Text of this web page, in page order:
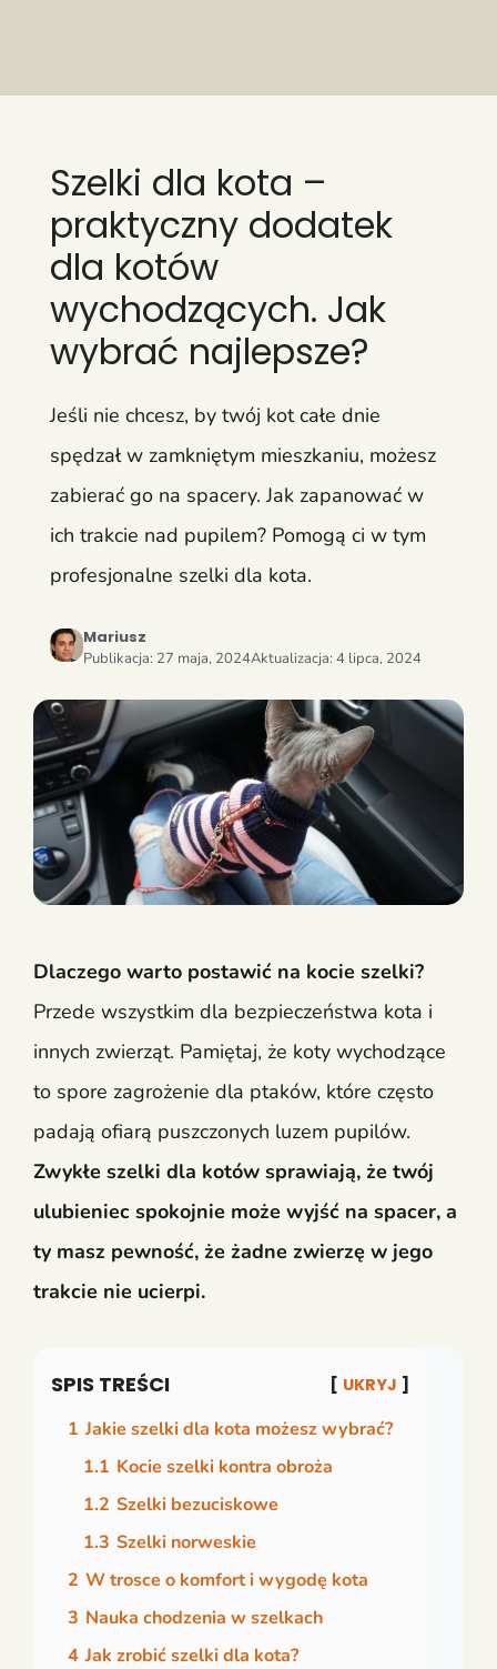
Szelki dla kota –
praktyczny dodatek
dla kotów
wychodzących. Jak
wybrać najlepsze?
Jeśli nie chcesz, by twój kot całe dnie
spędzał w zamkniętym mieszkaniu, możesz
zabierać go na spacery. Jak zapanować w
ich trakcie nad pupilem? Pomogą ci w tym
profesjonalne szelki dla kota.
Mariusz
Publikacja: 27 maja, 2024Aktualizacja: 4 lipca, 2024
Dlaczego warto postawić na kocie szelki?
Przede wszystkim dla bezpieczeństwa kota i
innych zwierząt. Pamiętaj, że koty wychodzące
to spore zagrożenie dla ptaków, które często
padają ofiarą puszczonych luzem pupilów.
Zwykłe szelki dla kotów sprawiają, że twój
ulubieniec spokojnie może wyjść na spacer, a
ty masz pewność, że żadne zwierzę w jego
trakcie nie ucierpi.
SPIS TREŚCI UKRYJ
1 Jakie szelki dla kota możesz wybrać?
1.1 Kocie szelki kontra obroża
1.2 Szelki bezuciskowe
1.3 Szelki norweskie
2 W trosce o komfort i wygodę kota
3 Nauka chodzenia w szelkach
4 Jak zrobić szelki dla kota?